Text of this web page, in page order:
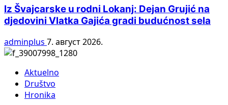
Iz Švajcarske u rodni Lokanj: Dejan Grujić na
djedovini Vlatka Gajića gradi budućnost sela
adminplus 7. август 2026.
Aktuelno
Društvo
Hronika